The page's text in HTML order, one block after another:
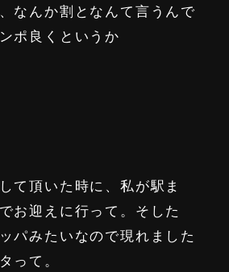
なんか割となんて言うんで
ポ良くというか
て頂いた時に、私が駅ま
お迎えに行って。そした
パみたいなので現れました
って。